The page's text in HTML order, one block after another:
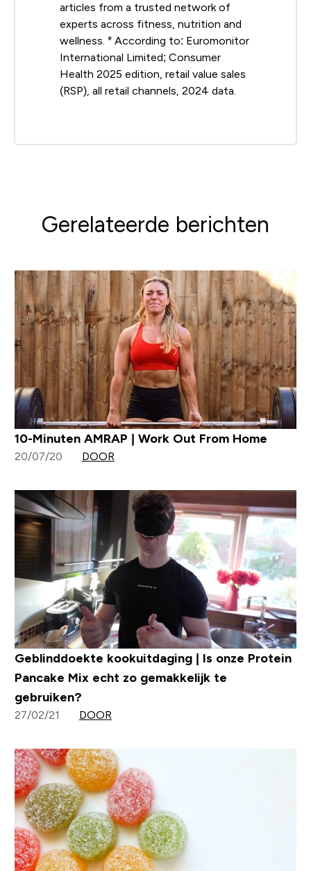
articles from a trusted network of
experts across fitness, nutrition and
wellness. * According to: Euromonitor
International Limited; Consumer
Health 2025 edition, retail value sales
(RSP), all retail channels, 2024 data.
Gerelateerde berichten
10-Minuten AMRAP | Work Out From Home
20/07/20 DOOR
Geblinddoekte kookuitdaging | Is onze Protein
Pancake Mix echt zo gemakkelijk te
gebruiken?
27/02/21 DOOR